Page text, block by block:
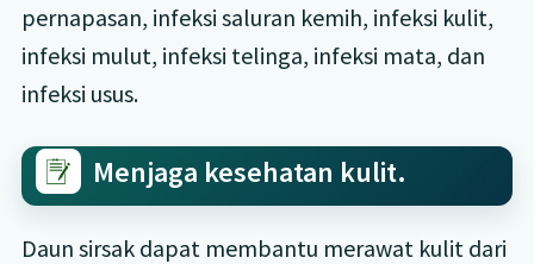
pernapasan, infeksi saluran kemih, infeksi kulit,
infeksi mulut, infeksi telinga, infeksi mata, dan
infeksi usus.
Menjaga kesehatan kulit.
Daun sirsak dapat membantu merawat kulit dari